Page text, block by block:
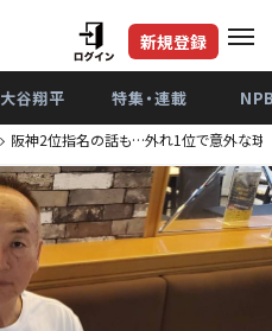
新規登録
大谷翔平 特集・連載
阪神2位指名の話も…外れ1位で意外な球